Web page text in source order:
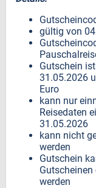
gültig von
Gutschein
31.05.2026
Euro
kann nur
Reisedaten
31.05.2026
kann nicht
werden
Gutschein
werden